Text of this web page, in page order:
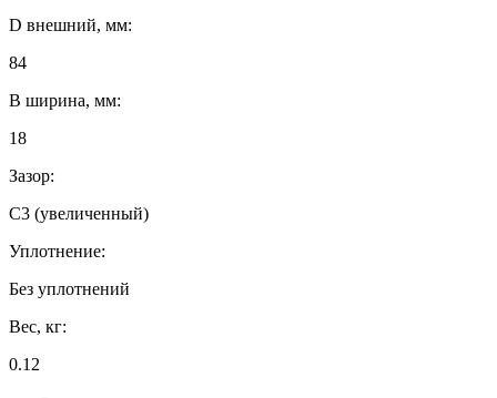
D внешний, мм:
84
B ширина, мм:
18
Зазор:
C3 (увеличенный)
Уплотнение:
Без уплотнений
Вес, кг:
0.12